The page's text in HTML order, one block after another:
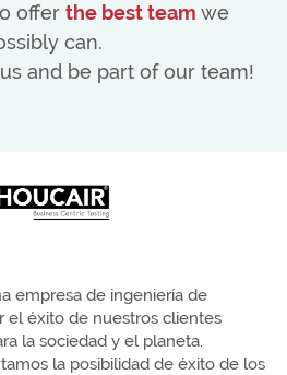
offer the best team we
can.
and be part of our team!
empresa de ingeniería de
el éxito de nuestros clientes
la sociedad y el planeta.
la posibilidad de éxito de los